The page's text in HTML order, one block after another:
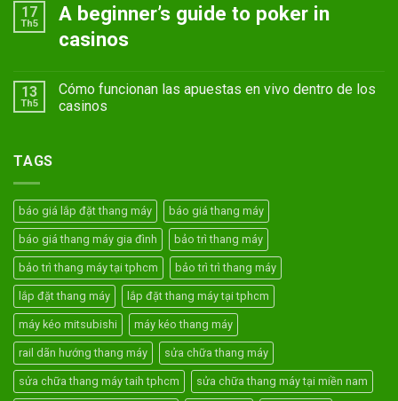
17
Th5
A beginner’s guide to poker in
casinos
13
Th5
Cómo funcionan las apuestas en vivo dentro de los
casinos
TAGS
báo giá lắp đặt thang máy báo giá thang máy
báo giá thang máy gia đình bảo trì thang máy
bảo trì thang máy tại tphcm bảo trì trì thang máy
lắp đặt thang máy lắp đặt thang máy tại tphcm
máy kéo mitsubishi máy kéo thang máy
rail dãn hướng thang máy sửa chữa thang máy
sửa chữa thang máy taih tphcm sửa chữa thang máy tại miền nam